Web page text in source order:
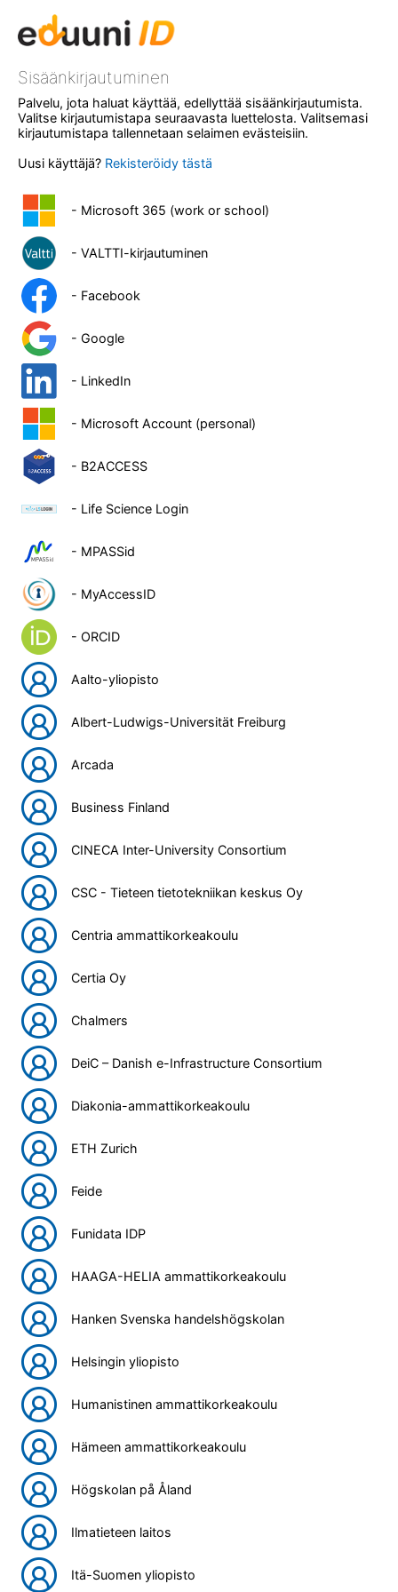
Sisäänkirjautuminen
Palvelu, jota haluat käyttää, edellyttää sisäänkirjautumista.
Valitse kirjautumistapa seuraavasta luettelosta. Valitsemasi
kirjautumistapa tallennetaan selaimen evästeisiin.
Uusi käyttäjä? Rekisteröidy tästä
- Microsoft 365 (work or school)
- VALTTI-kirjautuminen
- Facebook
- Google
- LinkedIn
- Microsoft Account (personal)
- B2ACCESS
- Life Science Login
- MPASSid
- MyAccessID
- ORCID
Aalto-yliopisto
Albert-Ludwigs-Universität Freiburg
Arcada
Business Finland
CINECA Inter-University Consortium
CSC - Tieteen tietotekniikan keskus Oy
Centria ammattikorkeakoulu
Certia Oy
Chalmers
DeiC – Danish e-Infrastructure Consortium
Diakonia-ammattikorkeakoulu
ETH Zurich
Feide
Funidata IDP
HAAGA-HELIA ammattikorkeakoulu
Hanken Svenska handelshögskolan
Helsingin yliopisto
Humanistinen ammattikorkeakoulu
Hämeen ammattikorkeakoulu
Högskolan på Åland
Ilmatieteen laitos
Itä-Suomen yliopisto